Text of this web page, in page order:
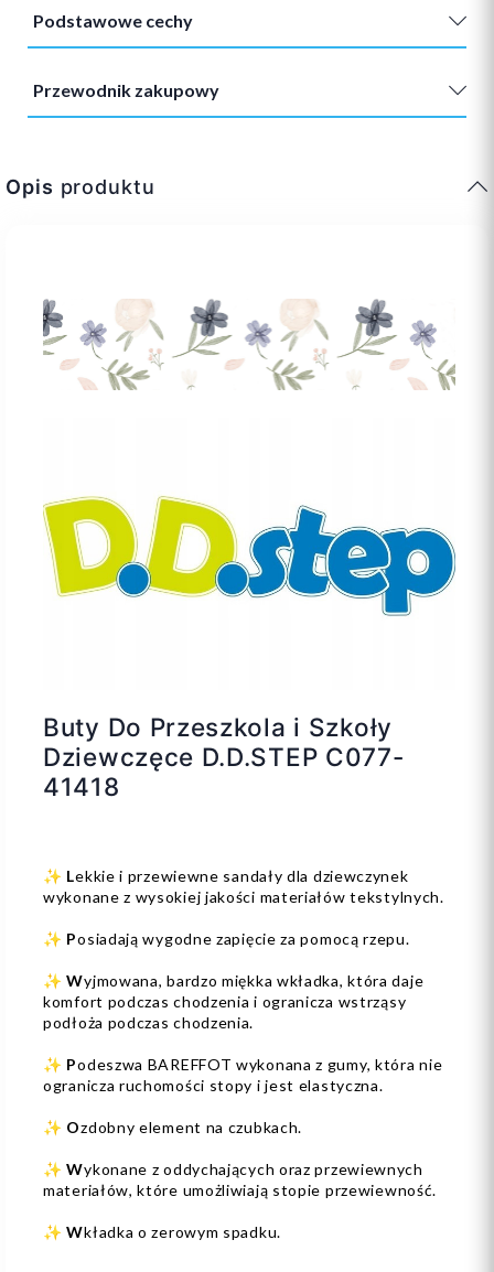
Podstawowe cechy
Przewodnik zakupowy
Opis produktu
Buty Do Przeszkola i Szkoły
Dziewczęce D.D.STEP C077-
41418
✨ Lekkie i przewiewne sandały dla dziewczynek
wykonane z wysokiej jakości materiałów tekstylnych.
✨ Posiadają wygodne zapięcie za pomocą rzepu.
✨Wyjmowana, bardzo miękka wkładka, która daje
komfort podczas chodzenia i ogranicza wstrząsy
podłoża podczas chodzenia.
✨ Podeszwa BAREFFOT wykonana z gumy, która nie
ogranicza ruchomości stopy i jest elastyczna.
✨ Ozdobny element na czubkach.
✨Wykonane z oddychających oraz przewiewnych
materiałów, które umożliwiają stopie przewiewność.
✨Wkładka o zerowym spadku.